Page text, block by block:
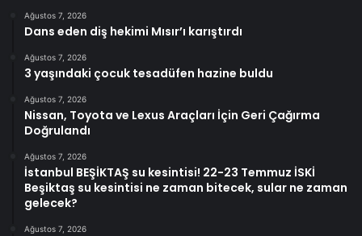
Ağustos 7, 2026
Dans eden diş hekimi Mısır’ı karıştırdı
Ağustos 7, 2026
3 yaşındaki çocuk tesadüfen hazine buldu
Ağustos 7, 2026
Nissan, Toyota ve Lexus Araçları İçin Geri Çağırma
Doğrulandı
Ağustos 7, 2026
İstanbul BEŞİKTAŞ su kesintisi! 22-23 Temmuz İSKİ
Beşiktaş su kesintisi ne zaman bitecek, sular ne zaman
gelecek?
Ağustos 7, 2026